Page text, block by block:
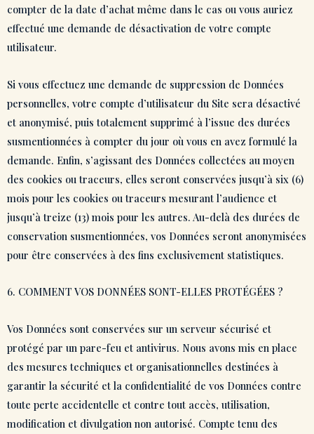
compter de la date d’achat même dans le cas ou vous auriez
effectué une demande de désactivation de votre compte
utilisateur.
Si vous effectuez une demande de suppression de Données
personnelles, votre compte d’utilisateur du Site sera désactivé
et anonymisé, puis totalement supprimé à l’issue des durées
susmentionnées à compter du jour où vous en avez formulé la
demande. Enfin, s’agissant des Données collectées au moyen
des cookies ou traceurs, elles seront conservées jusqu’à six (6)
mois pour les cookies ou traceurs mesurant l’audience et
jusqu’à treize (13) mois pour les autres. Au-delà des durées de
conservation susmentionnées, vos Données seront anonymisées
pour être conservées à des fins exclusivement statistiques.
6. COMMENT VOS DONNÉES SONT-ELLES PROTÉGÉES ?
Vos Données sont conservées sur un serveur sécurisé et
protégé par un pare-feu et antivirus. Nous avons mis en place
des mesures techniques et organisationnelles destinées à
garantir la sécurité et la confidentialité de vos Données contre
toute perte accidentelle et contre tout accès, utilisation,
modification et divulgation non autorisé. Compte tenu des